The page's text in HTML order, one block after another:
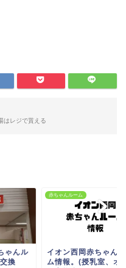
レジで貰える
んルー
オム
赤ちゃんルーム
三井アウトレットパ
札幌北広島 赤ちゃ